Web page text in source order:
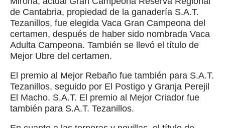
de Cantabria, propiedad de la ganadería S.A.T.
Tezanillos, fue elegida Vaca Gran Campeona del
certamen, después de haber sido nombrada Vaca
Adulta Campeona. También se llevó el título de
Mejor Ubre del certamen.
El premio al Mejor Rebaño fue también para S.A.T.
Tezanillos, seguido por El Postigo y Granja Perejil
El Macho. S.A.T. El premio al Mejor Criador fue
también para S.A.T. Tezanillos.